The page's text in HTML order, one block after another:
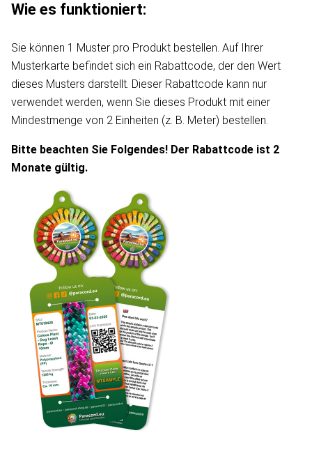
Wie es funktioniert:
Sie können 1 Muster pro Produkt bestellen. Auf Ihrer
Musterkarte befindet sich ein Rabattcode, der den Wert
dieses Musters darstellt. Dieser Rabattcode kann nur
verwendet werden, wenn Sie dieses Produkt mit einer
Mindestmenge von 2 Einheiten (z. B. Meter) bestellen.
Bitte beachten Sie Folgendes! Der Rabattcode ist 2
Monate gültig.